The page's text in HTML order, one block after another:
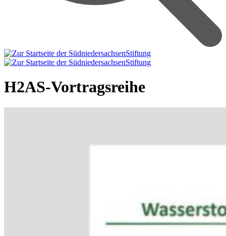
H2AS-Vortragsreihe